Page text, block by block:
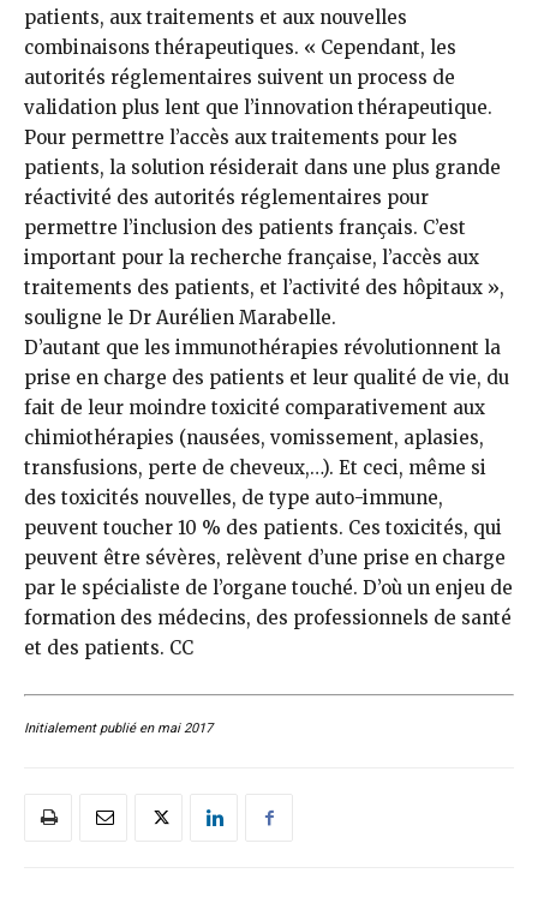
patients, aux traitements et aux nouvelles
combinaisons thérapeutiques. « Cependant, les
autorités réglementaires suivent un process de
validation plus lent que l’innovation thérapeutique.
Pour permettre l’accès aux traitements pour les
patients, la solution résiderait dans une plus grande
réactivité des autorités réglementaires pour
permettre l’inclusion des patients français. C’est
important pour la recherche française, l’accès aux
traitements des patients, et l’activité des hôpitaux »,
souligne le Dr Aurélien Marabelle.
D’autant que les immunothérapies révolutionnent la
prise en charge des patients et leur qualité de vie, du
fait de leur moindre toxicité comparativement aux
chimiothérapies (nausées, vomissement, aplasies,
transfusions, perte de cheveux,…). Et ceci, même si
des toxicités nouvelles, de type auto-immune,
peuvent toucher 10 % des patients. Ces toxicités, qui
peuvent être sévères, relèvent d’une prise en charge
par le spécialiste de l’organe touché. D’où un enjeu de
formation des médecins, des professionnels de santé
et des patients. CC
Initialement publié en mai 2017